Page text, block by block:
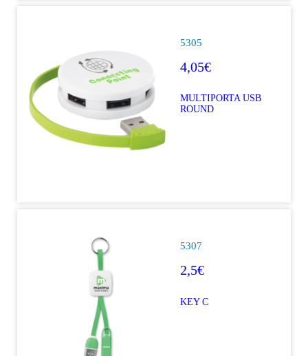
5305
4,05€
MULTIPORTA USB
ROUND
5307
2,5€
KEY C